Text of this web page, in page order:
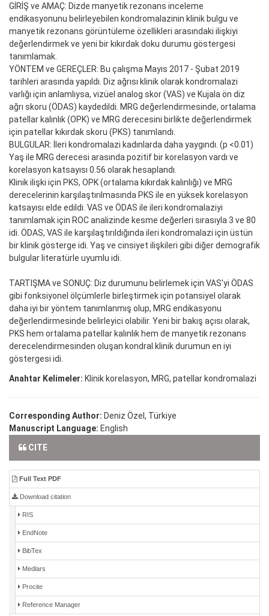
GİRİŞ ve AMAÇ: Dizde manyetik rezonans inceleme
endikasyonunu belirleyebilen kondromalazinin klinik bulgu ve
manyetik rezonans görüntüleme özellikleri arasındaki ilişkiyi
değerlendirmek ve yeni bir kıkırdak doku durumu göstergesi
tanımlamak.
YÖNTEM ve GEREÇLER: Bu çalışma Mayıs 2017 - Şubat 2019
tarihleri arasında yapıldı. Diz ağrısı klinik olarak kondromalazi
varlığı için anlamlıysa, vizüel analog skor (VAS) ve Kujala ön diz
ağrı skoru (ÖDAS) kaydedildi. MRG değerlendirmesinde, ortalama
patellar kalınlık (OPK) ve MRG derecesini birlikte değerlendirmek
için patellar kıkırdak skoru (PKS) tanımlandı.
BULGULAR: İleri kondromalazi kadınlarda daha yaygındı. (p <0.01)
Yaş ile MRG derecesi arasında pozitif bir korelasyon vardı ve
korelasyon katsayısı 0.56 olarak hesaplandı.
Klinik ilişki için PKS, OPK (ortalama kıkırdak kalınlığı) ve MRG
derecelerinin karşılaştırılmasında PKS ile en yüksek korelasyon
katsayısı elde edildi. VAS ve ÖDAS ile ileri kondromalaziyi
tanımlamak için ROC analizinde kesme değerleri sırasıyla 3 ve 80
idi. ÖDAS, VAS ile karşılaştırıldığında ileri kondromalazi için üstün
bir klinik gösterge idi. Yaş ve cinsiyet ilişkileri gibi diğer demografik
bulgular literatürle uyumlu idi.
TARTIŞMA ve SONUÇ: Diz durumunu belirlemek için VAS'yi ÖDAS
gibi fonksiyonel ölçümlerle birleştirmek için potansiyel olarak
daha iyi bir yöntem tanımlanmış olup, MRG endikasyonu
değerlendirmesinde belirleyici olabilir. Yeni bir bakış açısı olarak,
PKS hem ortalama patellar kalınlık hem de manyetik rezonans
derecelendirmesinden oluşan kondral klinik durumun en iyi
göstergesi idi.
Anahtar Kelimeler: Klinik korelasyon, MRG, patellar kondromalazi
Corresponding Author: Deniz Özel, Türkiye
Manuscript Language: English
CITE
Full Text PDF
Download citation
RIS
EndNote
BibTex
Medlars
Procite
Reference Manager